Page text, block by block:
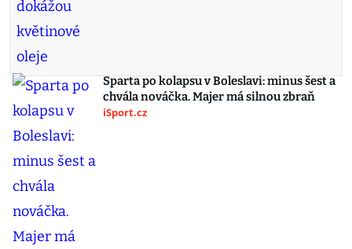
Sparta po kolapsu v Boleslavi: minus šest a
chvála nováčka. Majer má silnou zbraň
iSport.cz